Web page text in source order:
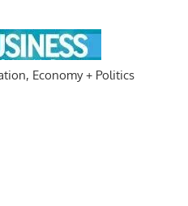
Economy + Politics